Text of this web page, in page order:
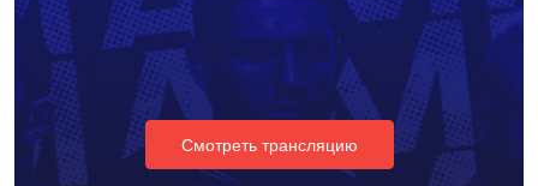
Смотреть трансляцию